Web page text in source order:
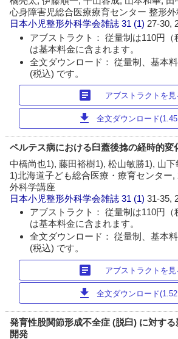
心身障害児総合医療療育センター 整形外
日本小児整形外科学会雑誌 31 (1) 27-30,
アブストラクト： 従量制は110円（
は基本料金に含まれます。
全文ダウンロード： 従量制、基本
(税込) です。
article アブストラクトを見
download 全文ダウンロード
ペルテス病における臼蓋後捻の経時的変
中橋尚也1), 藤田裕樹1), 松山敏勝1), 山下
1)北海道子ども総合医療・療育センター
外科学講座
日本小児整形外科学会雑誌 31 (1)31-35,
アブストラクト： 従量制は110円（
は基本料金に含まれます。
全文ダウンロード： 従量制、基本
(税込) です。
article アブストラクトを見
download 全文ダウンロード
発育性股関節形成不全症 (脱臼) に対す
開発